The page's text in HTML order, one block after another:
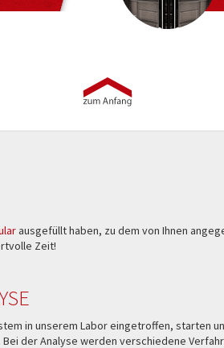
ausgefüllt haben, zu dem von Ihnen
Zeit!
in unserem Labor eingetroffen, starten
der Analyse werden verschiedene